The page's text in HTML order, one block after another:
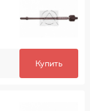
Купить